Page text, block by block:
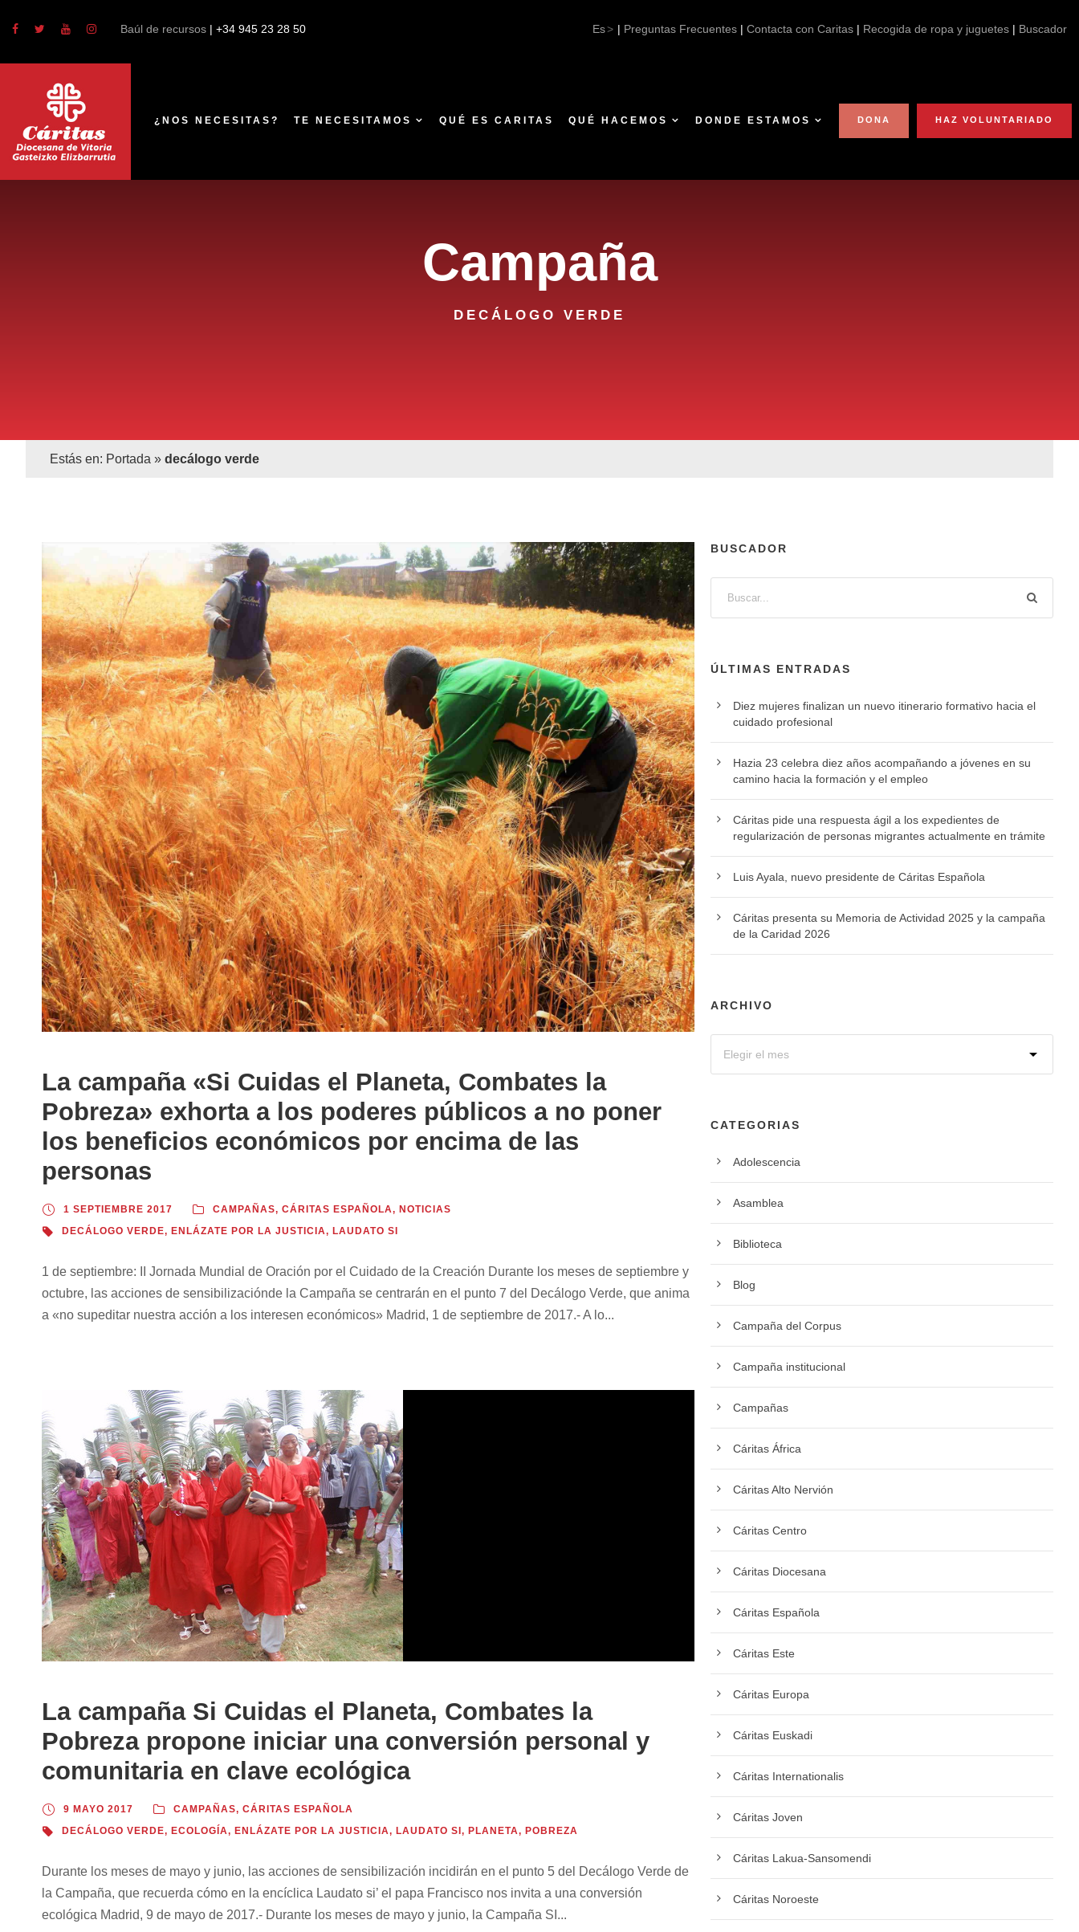
Baúl de recursos | +34 945 23 28 50 Es | Preguntas Frecuentes | Contacta con Caritas | Recogida de ropa y juguetes | Buscador
¿NOS NECESITAS? TE NECESITAMOS QUÉ ES CARITAS QUÉ HACEMOS DONDE ESTAMOS DONA HAZ VOLUNTARIADO
Campaña
DECÁLOGO VERDE
Estás en: Portada » decálogo verde
La campaña «Si Cuidas el Planeta, Combates la
Pobreza» exhorta a los poderes públicos a no poner
los beneficios económicos por encima de las
personas
1 SEPTIEMBRE 2017 CAMPAÑAS, CÁRITAS ESPAÑOLA, NOTICIAS
DECÁLOGO VERDE, ENLÁZATE POR LA JUSTICIA, LAUDATO SI
1 de septiembre: II Jornada Mundial de Oración por el Cuidado de la Creación Durante los meses de septiembre y
octubre, las acciones de sensibilizaciónde la Campaña se centrarán en el punto 7 del Decálogo Verde, que anima
a «no supeditar nuestra acción a los interesen económicos» Madrid, 1 de septiembre de 2017.- A lo...
La campaña Si Cuidas el Planeta, Combates la
Pobreza propone iniciar una conversión personal y
comunitaria en clave ecológica
9 MAYO 2017 CAMPAÑAS, CÁRITAS ESPAÑOLA
DECÁLOGO VERDE, ECOLOGÍA, ENLÁZATE POR LA JUSTICIA, LAUDATO SI, PLANETA, POBREZA
Durante los meses de mayo y junio, las acciones de sensibilización incidirán en el punto 5 del Decálogo Verde de
la Campaña, que recuerda cómo en la encíclica Laudato si’ el papa Francisco nos invita a una conversión
ecológica Madrid, 9 de mayo de 2017.- Durante los meses de mayo y junio, la Campaña SI...
BUSCADOR
ÚLTIMAS ENTRADAS
Diez mujeres finalizan un nuevo itinerario formativo hacia el
cuidado profesional
Hazia 23 celebra diez años acompañando a jóvenes en su
camino hacia la formación y el empleo
Cáritas pide una respuesta ágil a los expedientes de
regularización de personas migrantes actualmente en trámite
Luis Ayala, nuevo presidente de Cáritas Española
Cáritas presenta su Memoria de Actividad 2025 y la campaña
de la Caridad 2026
ARCHIVO
CATEGORIAS
Adolescencia
Asamblea
Biblioteca
Blog
Campaña del Corpus
Campaña institucional
Campañas
Cáritas África
Cáritas Alto Nervión
Cáritas Centro
Cáritas Diocesana
Cáritas Española
Cáritas Este
Cáritas Europa
Cáritas Euskadi
Cáritas Internationalis
Cáritas Joven
Cáritas Lakua-Sansomendi
Cáritas Noroeste